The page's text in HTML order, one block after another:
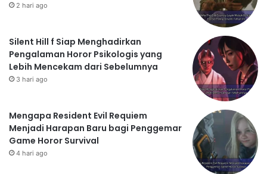
2 hari ago
Silent Hill f Siap Menghadirkan
Pengalaman Horor Psikologis yang
Lebih Mencekam dari Sebelumnya
3 hari ago
Mengapa Resident Evil Requiem
Menjadi Harapan Baru bagi Penggemar
Game Horor Survival
4 hari ago